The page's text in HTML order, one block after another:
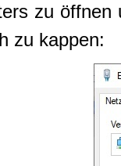
zu öffnen
zu kappen: